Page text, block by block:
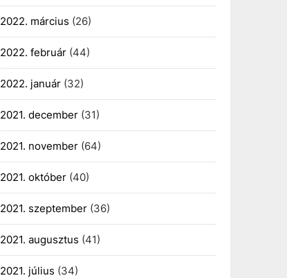
2022. március (26)
2022. február(44)
2022. január(32)
2021. december(31)
2021. november(64)
2021. október(40)
2021. szeptember(36)
2021. augusztus (41)
2021. július (34)